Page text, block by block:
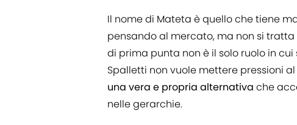
Il nome di Mateta è quello che tiene
pensando al mercato, ma non si
di prima punta non è il solo ruolo in cui
Spalletti non vuole mettere pressioni
una vera e propria alternativa che
nelle gerarchie.